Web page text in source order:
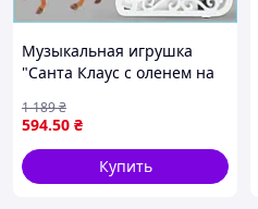
Музыкальная игрушка
"Санта Клаус с оленем на
зимнего настроения
594.50 ₴
1 189₴
Купить